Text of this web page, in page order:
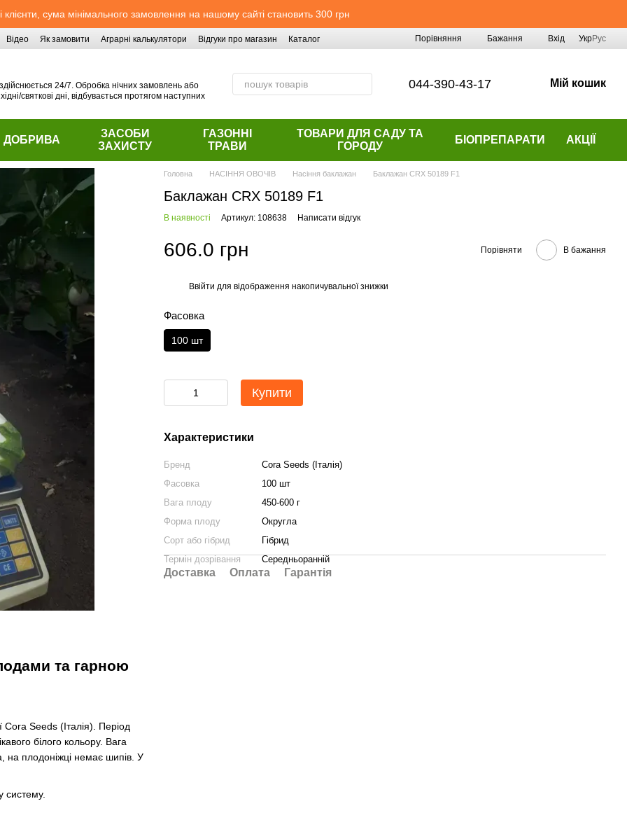
клієнти, сума мінімального замовлення на нашому сайті становить 300 грн
Відео Як замовити Аграрні калькулятори Відгуки про магазин Каталог Порівняння Бажання Вхід УкрРус
24/7. Обробка нічних замовлень або
святкові дні, відбувається протягом наступних
044-390-43-17 Мій кошик
ДОБРИВА
ЗАСОБИ
ЗАХИСТУ
ГАЗОННІ
ТРАВИ
ТОВАРИ ДЛЯ САДУ ТА
ГОРОДУ
БІОПРЕПАРАТИ АКЦІЇ
та гарною
Seeds (Італія). Період
білого кольору. Вага
на плодоніжці немає шипів. У
систему.
Головна НАСІННЯ ОВОЧІВ Насіння баклажан Баклажан CRX 50189 F1
Баклажан CRX 50189 F1
В наявності Артикул: 108638 Написати відгук
606.0 грн Порівняти В бажання
Ввійти для відображення накопичувальної знижки
Фасовка
100 шт
Купити
Характеристики
Бренд
Cora Seeds (Італія)
Фасовка
100 шт
Вага плоду
450-600 г
Форма плоду
Округла
Сорт або гібрид
Гібрид
Термін дозрівання
Середньоранній
Доставка Оплата Гарантія